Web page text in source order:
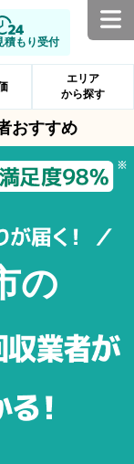
積もり受付
エリア
から探す
おすすめ
の